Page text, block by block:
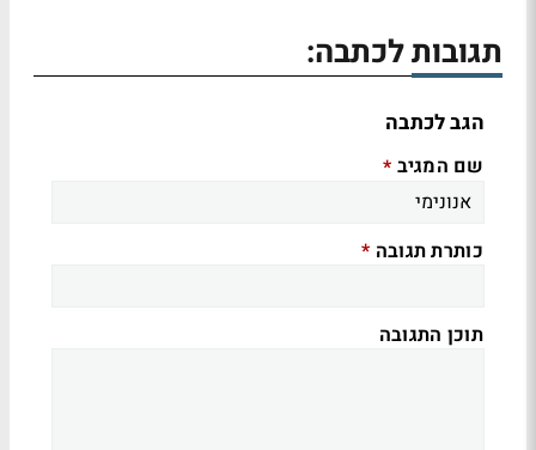
תגובות לכתבה:
הגב לכתבה
שם המגיב *
כותרת תגובה *
תוכן התגובה